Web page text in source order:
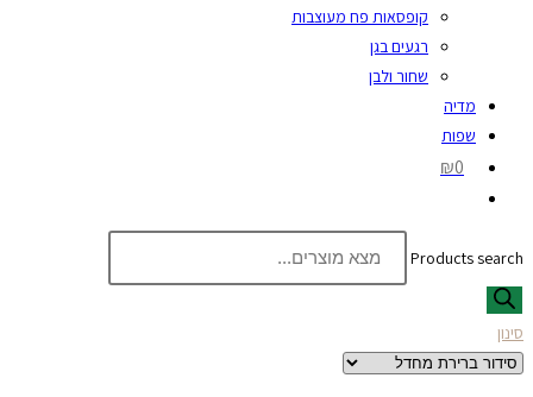
קופסאות פח מעוצבות
רגעים בגן
שחור ולבן
מדיה
שפות
₪0
Products search
סינון